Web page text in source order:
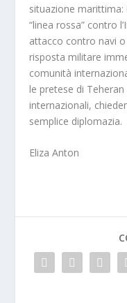
situazione marittima:
“linea rossa” contro
attacco contro navi
risposta militare
comunità
le pretese di
internazionali,
semplice diplomazia.
Eliza Anton